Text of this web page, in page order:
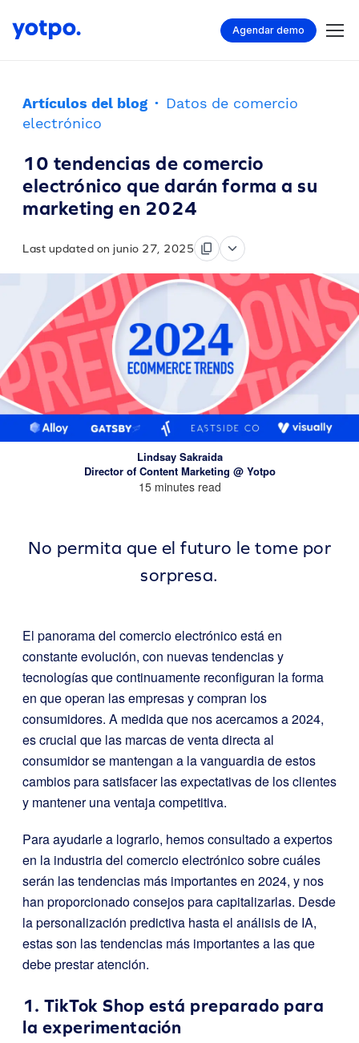
Agendar demo
Artículos del blog · Datos de comercio
electrónico
10 tendencias de comercio
electrónico que darán forma a su
marketing en 2024
Last updated on junio 27, 2025
Lindsay Sakraida
Director of Content Marketing @ Yotpo
15 minutes read
No permita que el futuro le tome por
sorpresa.
El panorama del comercio electrónico está en
constante evolución, con nuevas tendencias y
tecnologías que continuamente reconfiguran la forma
en que operan las empresas y compran los
consumidores. A medida que nos acercamos a 2024,
es crucial que las marcas de venta directa al
consumidor se mantengan a la vanguardia de estos
cambios para satisfacer las expectativas de los clientes
y mantener una ventaja competitiva.
Para ayudarle a lograrlo, hemos consultado a expertos
en la industria del comercio electrónico sobre cuáles
serán las tendencias más importantes en 2024, y nos
han proporcionado consejos para capitalizarlas. Desde
la personalización predictiva hasta el análisis de IA,
estas son las tendencias más importantes a las que
debe prestar atención.
1. TikTok Shop está preparado para
la experimentación